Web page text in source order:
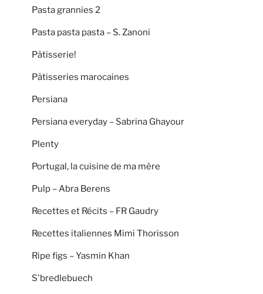
Pasta grannies 2
Pasta pasta pasta – S. Zanoni
Pâtisserie!
Pâtisseries marocaines
Persiana
Persiana everyday – Sabrina Ghayour
Plenty
Portugal, la cuisine de ma mère
Pulp – Abra Berens
Recettes et Récits – FR Gaudry
Recettes italiennes Mimi Thorisson
Ripe figs – Yasmin Khan
S'bredlebuech